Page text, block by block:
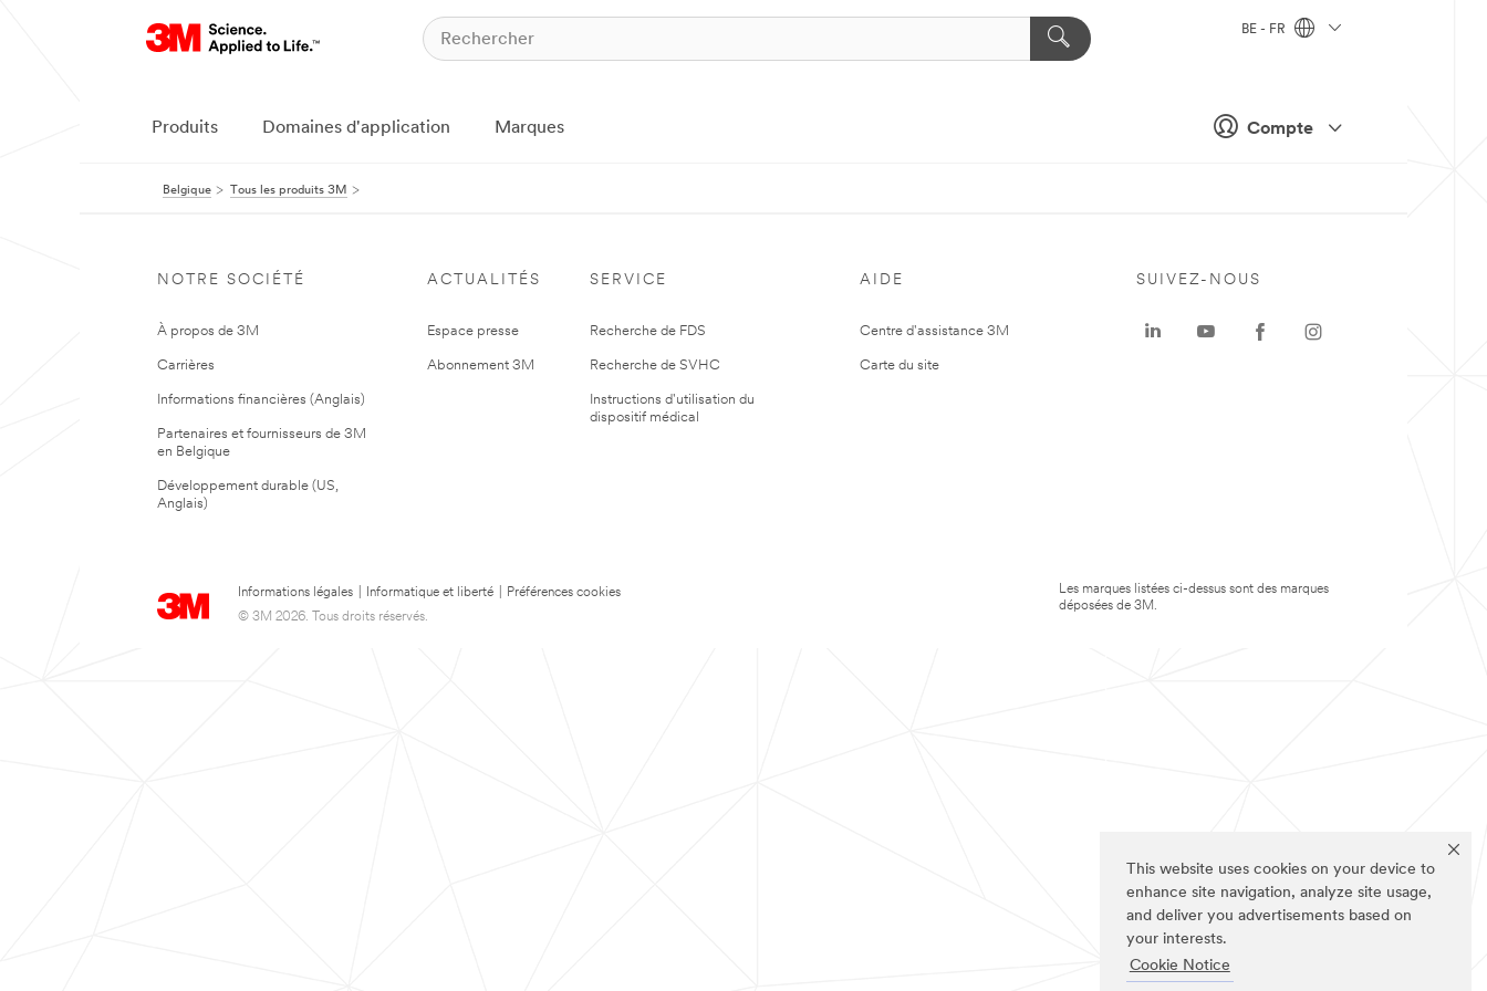
This website uses cookies on your device to
enhance site navigation, analyze site usage,
and deliver you advertisements based on
your interests.
Cookie Notice
Compte
BE - FR
Produits Domaines d'application Marques
Belgique Tous les produits 3M
NOTRE SOCIÉTÉ
À propos de 3M
Carrières
Informations financières (Anglais)
Partenaires et fournisseurs de 3M
en Belgique
Développement durable (US,
Anglais)
ACTUALITÉS
Espace presse
Abonnement 3M
SERVICE
Recherche de FDS
Recherche de SVHC
Instructions d'utilisation du
dispositif médical
AIDE
Centre d'assistance 3M
Carte du site
Informations légales Informatique et liberté
Préférences cookies
© 3M 2026. Tous droits réservés.
SUIVEZ-NOUS
Les marques listées ci-dessus sont des marques
déposées de 3M.